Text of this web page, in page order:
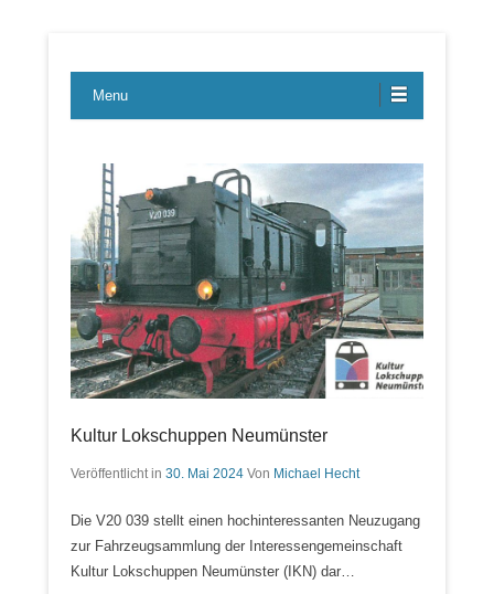
LBE-Express
Menu
Kultur Lokschuppen Neumünster
Veröffentlicht in 30. Mai 2024 Von Michael Hecht
Die V20 039 stellt einen hochinteressanten Neuzugang
zur Fahrzeugsammlung der Interessengemeinschaft
Kultur Lokschuppen Neumünster (IKN) dar…